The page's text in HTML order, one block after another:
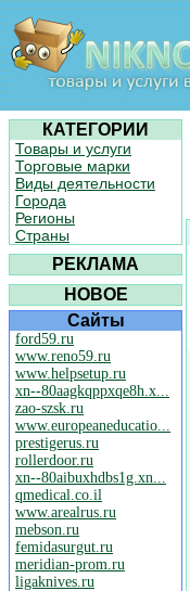
КАТЕГОРИИ
Товары и услуги
Торговые марки
Виды деятельности
Города
Регионы
Страны
РЕКЛАМА
НОВОЕ
Сайты
ford59.ru
www.reno59.ru
www.helpsetup.ru
xn--80aagkqppxqe8h.x...
zao-szsk.ru
www.europeaneducatio...
prestigerus.ru
rollerdoor.ru
xn--80aibuxhdbs1g.xn...
qmedical.co.il
www.arealrus.ru
mebson.ru
femidasurgut.ru
meridian-prom.ru
ligaknives.ru